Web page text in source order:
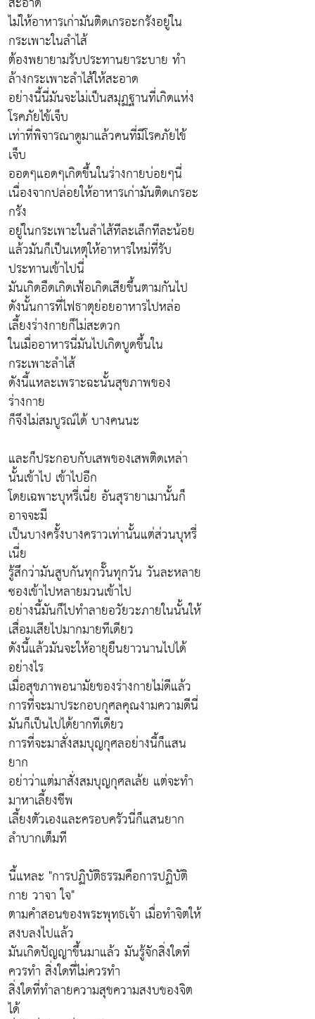
ไม่ให้อาหารเก่ามันติดเกรอะกรังอยู่ใน
กระเพาะในลำไส้
ต้องพยายามรับประทานยาระบาย ทำ
ล้างกระเพาะลำไส้ให้สะอาด
อย่างนี้นี่มันจะไม่เป็นสมุฏฐานที่เกิดแห่ง
โรคภัยไข้เจ็บ
เท่าที่พิจารณาดูมาแล้วคนที่มีโรคภัยไข้
เจ็บ
ออดๆแอดๆเกิดขึ้นในร่างกายบ่อยๆนี่
เนื่องจากปล่อยให้อาหารเก่ามันติดเกรอะ
กรัง
อยู่ในกระเพาะในลำไส้ทีละเล็กทีละน้อย
แล้วมันก็เป็นเหตุให้อาหารใหม่ที่รับ
ประทานเข้าไปนี่
มันเกิดอืดเกิดเฟ้อเกิดเสียขึ้นตามกันไป
ดังนั้นการที่ไฟธาตุย่อยอาหารไปหล่อ
เลี้ยงร่างกายก็ไม่สะดวก
ในเมื่ออาหารนี่มันไปเกิดบูดขึ้นใน
กระเพาะลำไส้
ดังนี้แหละเพราะฉะนั้นสุขภาพของ
ร่างกาย
ก็จึงไม่สมบูรณ์ได้ บางคนนะ
และก็ประกอบกับเสพของเสพติดเหล่า
นั้นเข้าไป เข้าไปอีก
โดยเฉพาะบุหรี่เนี่ย อันสุรายาเมานั้นก็
อาจจะมี
เป็นบางครั้งบางคราวเท่านั้นแต่ส่วนบุหรี่
เนี่ย
รู้สึกว่ามันสูบกันทุกวั๊นทุกวัน วันละหลาย
ซองเข้าไปหลายมวนเข้าไป
อย่างนี้มันก็ไปทำลายอวัยวะภายในนั้นให้
เสื่อมเสียไปมากมายทีเดียว
ดังนี้แล้วมันจะให้อายุยืนยาวนานไปได้
อย่างไร
เมื่อสุขภาพอนามัยของร่างกายไม่ดีแล้ว
การที่จะมาประกอบกุศลคุณงามความดีนี่
มันก็เป็นไปได้ยากทีเดียว
การที่จะมาสั่งสมบุญกุศลอย่างนี้ก็แสน
ยาก
อย่าว่าแต่มาสั่งสมบุญกุศลเล้ย แต่จะทำ
มาหาเลี้ยงชีพ
เลี้ยงตัวเองและครอบครัวนี่ก็แสนยาก
ลำบากเต็มที
นี้แหละ "การปฏิบัติธรรมคือการปฏิบัติ
กาย วาจา ใจ"
ตามคำสอนของพระพุทธเจ้า เมื่อทำจิตให้
สงบลงไปแล้ว
มันเกิดปัญญาขึ้นมาแล้ว มันรู้จักสิ่งใดที่
ควรทำ สิ่งใดที่ไม่ควรทำ
สิ่งใดที่ทำลายความสุขความสงบของจิต
ได้